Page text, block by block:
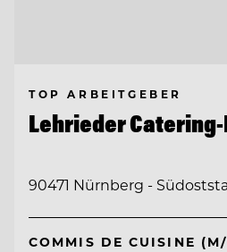
TOP ARBEITGEBER
Lehrieder
90471 Nürnberg -
COMMIS DE CUISINE